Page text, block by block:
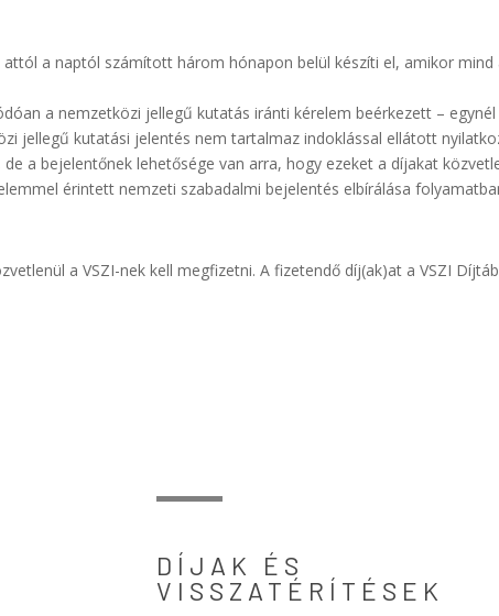
a naptól számított három hónapon belül készíti el, amikor
a nemzetközi jellegű kutatás iránti kérelem beérkezett –
jellegű kutatási jelentés nem tartalmaz indoklással ellátott
a bejelentőnek lehetősége van arra, hogy ezeket a díjakat
érintett nemzeti szabadalmi bejelentés elbírálása
a VSZI-nek kell megfizetni. A fizetendő díj(ak)at a VSZI
DÍJAK ÉS
VISSZATÉRÍTÉSEK